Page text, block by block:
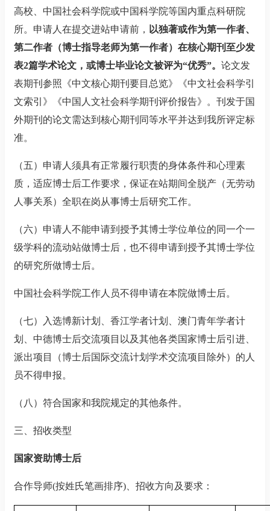
高校、中国社会科学院或中国科学院等国内重点科研院
所。申请人在提交进站申请前， 以独著或作为第一作者、
第二作者（博士指导老师为第一作者）在核心期刊至少发
表2篇学术论文，或博士毕业论文被评为“优秀”。 论文发
表期刊参照《中文核心期刊要目总览》《中文社会科学引
文索引》《中国人文社会科学期刊评价报告》。刊发于国
外期刊的论文需达到核心期刊同等水平并达到我所评定标
准。
（五）申请人须具有正常履行职责的身体条件和心理素
质，适应博士后工作要求，保证在站期间全脱产（无劳动
人事关系）全职在岗从事博士后研究工作。
（六）申请人不能申请到授予其博士学位单位的同一个一
级学科的流动站做博士后，也不得申请到授予其博士学位
的研究所做博士后。
中国社会科学院工作人员不得申请在本院做博士后。
（七）入选博新计划、香江学者计划、澳门青年学者计
划、中德博士后交流项目以及其他各类国家博士后引进、
派出项目（博士后国际交流计划学术交流项目除外）的人
员不得申报。
（八）符合国家和我院规定的其他条件。
三、招收类型
国家资助博士后
合作导师(按姓氏笔画排序) 、招收方向及要求：